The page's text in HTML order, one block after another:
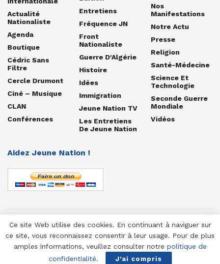
Actualité
Nationaliste
Agenda
Boutique
Cédric Sans
Filtre
Cercle Drumont
Ciné – Musique
CLAN
Conférences
Entretiens
Fréquence JN
Front
Nationaliste
Guerre D'Algérie
Histoire
Idées
Immigration
Jeune Nation TV
Les Entretiens
De Jeune Nation
Nos
Manifestations
Notre Actu
Presse
Religion
Santé-Médecine
Science Et
Technologie
Seconde Guerre
Mondiale
Vidéos
Aidez Jeune Nation !
© 1958-2025 Jeune Nation
Ce site Web utilise des cookies. En continuant à naviguer sur
ce site, vous reconnaissez consentir à leur usage. Pour de plus
amples informations, veuillez consulter notre politique de
confidentialité. J'ai compris